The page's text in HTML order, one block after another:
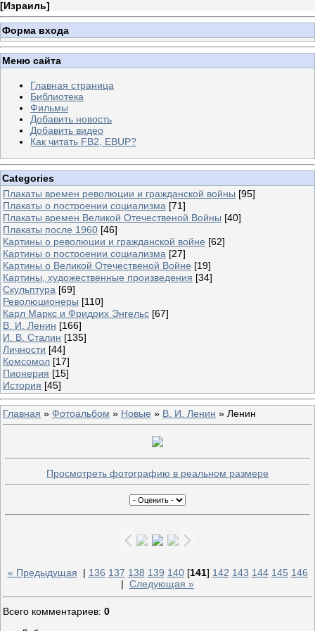
[Израиль]
Форма входа
Меню сайта
Главная страница
Библиотека
Фильмы
Добавить новость
Добавить видео
Как читать FB2, EBUP?
Categories
Плакаты времен революции и гражданской войны [95]
Плакаты о построении социализма [71]
Плакаты времен Великой Отечественой Войны [40]
Плакаты после 1960 [46]
Картины о революции и гражданской войне [62]
Картины о построении социализма [27]
Картины о Великой Отечественой Войне [19]
Картины, художественные произведения [34]
Скульптура [69]
Революционеры [110]
Карл Маркс и Фридрих Энгельс [67]
В. И. Ленин [166]
И. В. Сталин [135]
Личности [44]
Комсомол [17]
Пионерия [15]
История [45]
Главная » Фотоальбом » Новые » В. И. Ленин » Ленин
Просмотреть фотографию в реальном размере
« Предыдущая | 136 137 138 139 140[141] 142 143 144 145 146
| Следующая »
Всего комментариев: 0